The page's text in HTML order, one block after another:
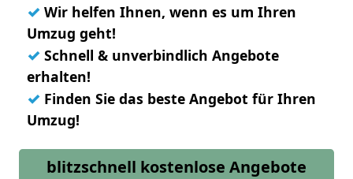
✓ Wir helfen Ihnen, wenn es um Ihren
Umzug geht!
✓ Schnell & unverbindlich Angebote
erhalten!
✓ Finden Sie das beste Angebot für Ihren
Umzug!
blitzschnell kostenlose Angebote